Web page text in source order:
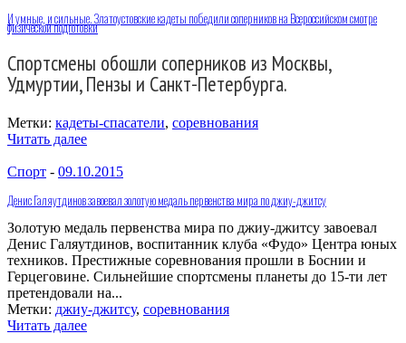
И умные, и сильные. Златоустовские кадеты победили соперников на Всероссийском смотре
физической подготовки
Спортсмены обошли соперников из Москвы,
Удмуртии, Пензы и Санкт-Петербурга.
Метки: кадеты-спасатели, соревнования
Читать далее
Спорт - 09.10.2015
Денис Галяутдинов завоевал золотую медаль первенства мира по джиу-джитсу
Золотую медаль первенства мира по джиу-джитсу завоевал
Денис Галяутдинов, воспитанник клуба «Фудо» Центра юных
техников. Престижные соревнования прошли в Боснии и
Герцеговине. Сильнейшие спортсмены планеты до 15-ти лет
претендовали на...
Метки: джиу-джитсу, соревнования
Читать далее